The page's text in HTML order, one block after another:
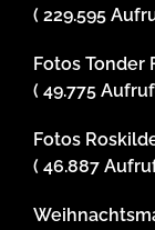
( 229.595
Fotos Tonder
( 49.775
Fotos
( 46.887